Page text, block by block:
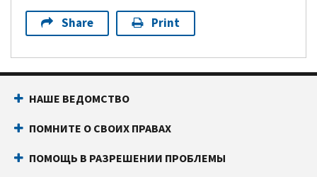
Share Print
НАШЕ ВЕДОМСТВО
ПОМНИТЕ О СВОИХ ПРАВАХ
ПОМОЩЬ В РАЗРЕШЕНИИ ПРОБЛЕМЫ